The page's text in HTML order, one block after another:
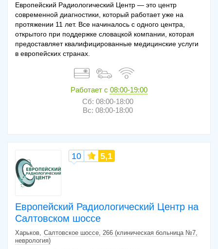
Европейский Радиологический Центр — это центр
современной диагностики, который работает уже на
протяжении 11 лет. Все начиналось с одного центра,
открытого при поддержке словацкой компании, которая
предоставляет квалифицированные медицинские услуги
в европейских странах.
Работает с 08:00-19:00
Сб: 08:00-18:00
Вс: 08:00-18:00
Европейский Радиологический Центр на
Салтовском шоссе
10 5,1
Харьков Салтовское шоссе, 266 (клиническая больница №7,
неврология)